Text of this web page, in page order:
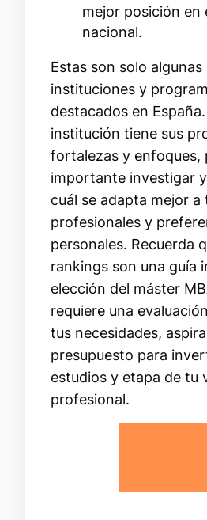
mejor posición en
nacional.
Estas son solo algunas
instituciones y
destacados en
institución tiene sus
fortalezas y enfoques,
importante investigar
cuál se adapta mejor
profesionales y
personales. Recuerda
rankings son una guía
elección del máster
requiere una
tus necesidades,
presupuesto para
estudios y etapa de tu
profesional.